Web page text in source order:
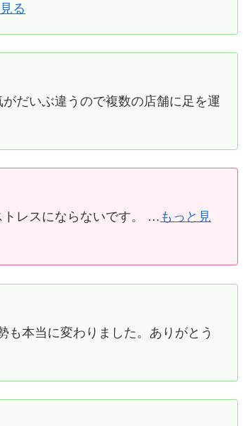
る
だいぶ違うので複数の店舗に足を運
トレスにならないです。 … もっと見
も本当に変わりました。ありがとう